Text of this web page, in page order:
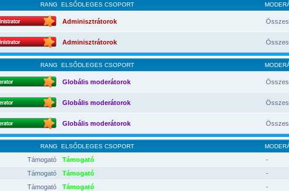
RANG ELSŐDLEGES CSOPORT
Adminisztrátorok
Adminisztrátorok
RANG ELSŐDLEGES CSOPORT
Globális moderátorok
Globális moderátorok
Globális moderátorok
RANG ELSŐDLEGES CSOPORT
Támogató Támogató
-
Támogató
Támogató
-
Támogató
Támogató
-